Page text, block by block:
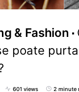
& Fashion
poate
601 views 2 minute